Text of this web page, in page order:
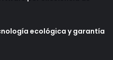
ecológica y garantía